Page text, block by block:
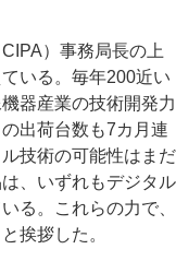
）事務局長の上
いる。毎年200近い
器産業の技術開発力
出荷台数も7カ月連
技術の可能性はまだ
、いずれもデジタル
る。これらの力で、
挨拶した。